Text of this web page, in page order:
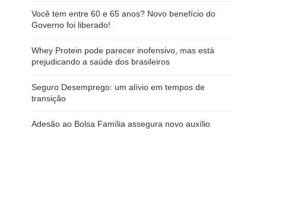
Você tem entre 60 e 65 anos? Novo benefício do
Governo foi liberado!
Whey Protein pode parecer inofensivo, mas está
prejudicando a saúde dos brasileiros
Seguro Desemprego: um alívio em tempos de
transição
Adesão ao Bolsa Família assegura novo auxílio